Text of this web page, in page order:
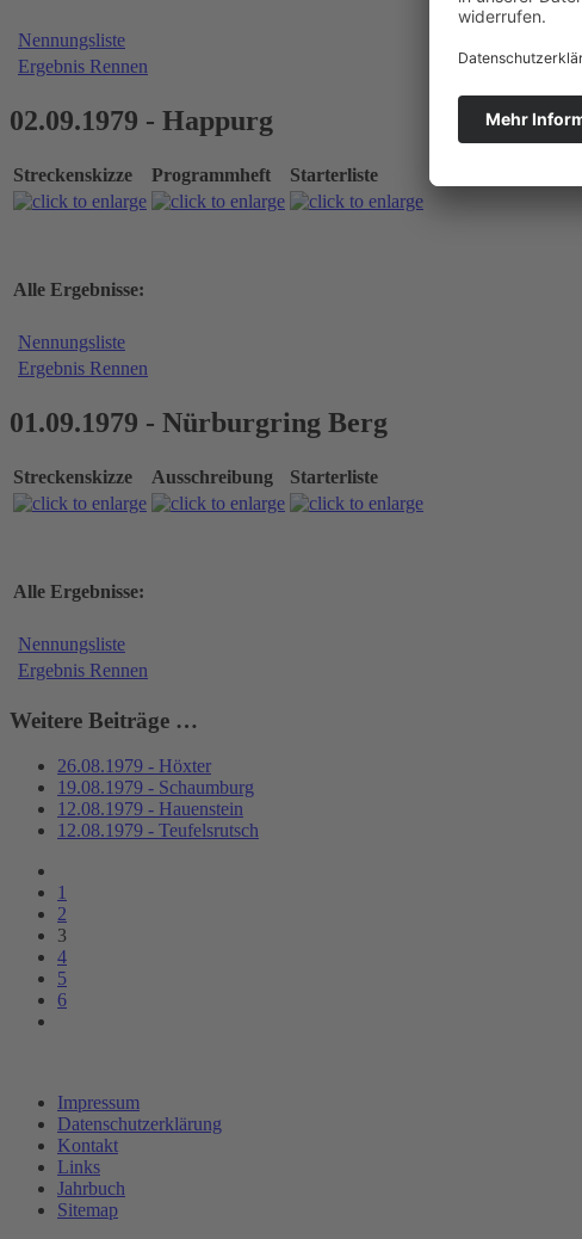
Nennungsliste
Ergebnis Rennen
02.09.1979 - Happurg
Streckenskizze Programmheft Starterliste
Alle Ergebnisse:
Nennungsliste
Ergebnis Rennen
01.09.1979 - Nürburgring Berg
Streckenskizze Ausschreibung Starterliste
Alle Ergebnisse:
Nennungsliste
Ergebnis Rennen
Weitere Beiträge …
26.08.1979 - Höxter
19.08.1979 - Schaumburg
12.08.1979 - Hauenstein
12.08.1979 - Teufelsrutsch
1
2
3
4
5
6
Impressum
Datenschutzerklärung
Kontakt
Links
Jahrbuch
Sitemap